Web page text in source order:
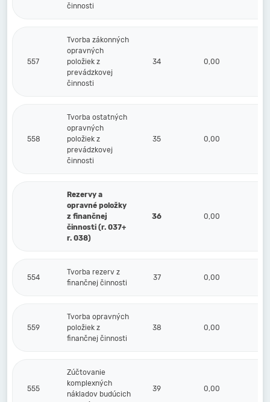
činnosti
557
Tvorba zákonných
opravných
položiek z
prevádzkovej
činnosti
34 0,00
558
Tvorba ostatných
opravných
položiek z
prevádzkovej
činnosti
35 0,00
Rezervy a
opravné položky
z finančnej
činnosti (r. 037+
r. 038)
36 0,00
554
Tvorba rezerv z
finančnej činnosti
37 0,00
559
Tvorba opravných
položiek z
finančnej činnosti
38 0,00
555
Zúčtovanie
komplexných
nákladov budúcich
39 0,00